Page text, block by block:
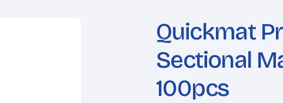
Quickmat
Sectional
100pcs